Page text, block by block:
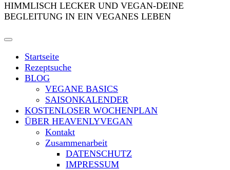
HIMMLISCH LECKER UND VEGAN-DEINE
BEGLEITUNG IN EIN VEGANES LEBEN
Startseite
Rezeptsuche
BLOG
VEGANE BASICS
SAISONKALENDER
KOSTENLOSER WOCHENPLAN
ÜBER HEAVENLYVEGAN
Kontakt
Zusammenarbeit
DATENSCHUTZ
IMPRESSUM